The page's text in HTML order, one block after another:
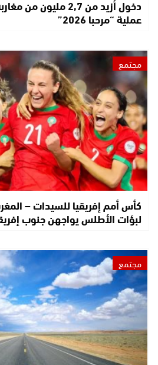
دخول أزيد من 2,7
عملية “مرحبا 2026”
مجتمع
لبؤات الأطلس يواجهن جنوب
مجتمع